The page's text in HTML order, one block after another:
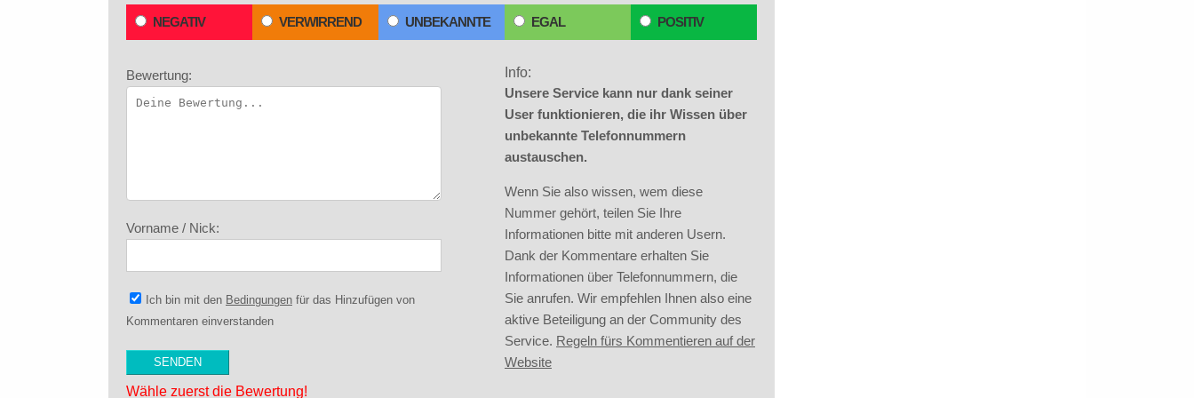
NEGATIV VERWIRREND UNBEKANNTE EGAL POSITIV
Bewertung:
Vorname / Nick:
Ich bin mit den Bedingungen für das Hinzufügen von
Kommentaren einverstanden
Wähle zuerst die Bewertung!
Info:
Unsere Service kann nur dank seiner
User funktionieren, die ihr Wissen über
unbekannte Telefonnummern
austauschen.
Wenn Sie also wissen, wem diese
Nummer gehört, teilen Sie Ihre
Informationen bitte mit anderen Usern.
Dank der Kommentare erhalten Sie
Informationen über Telefonnummern, die
Sie anrufen. Wir empfehlen Ihnen also eine
aktive Beteiligung an der Community des
Service. Regeln fürs Kommentieren auf der
Website